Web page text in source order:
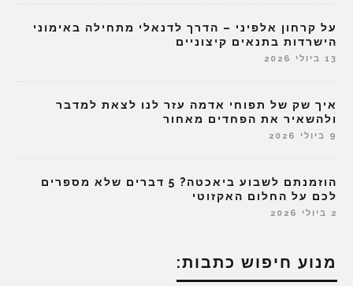
על קרחון אלפיני – הדרך לדנאלי מתחילה באימוני
הישרדות בתנאים קיצוניים
13 ביולי 2026
איך שק של תפוחי אדמה עזר לנו לצאת למדבר
ולהשאיר את הפחדים מאחור
9 ביולי 2026
הוזמנתם לשבוע ביאכטה? 5 דברים שלא מספרים
לכם על החלום האקזוטי
2 ביולי 2026
מנוע חיפוש כתבות: